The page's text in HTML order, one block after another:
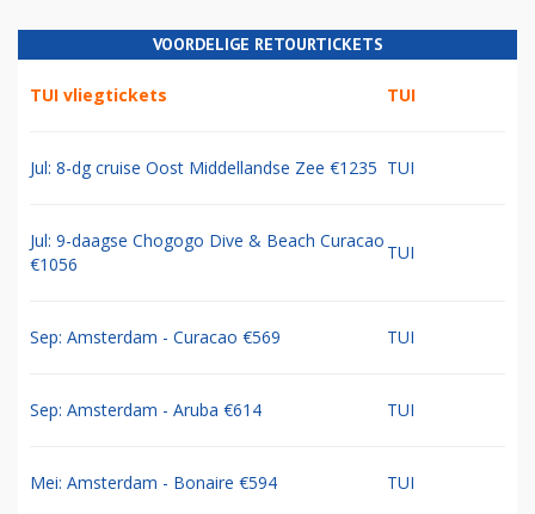
VOORDELIGE RETOURTICKETS
TUI vliegtickets TUI
Jul: 8-dg cruise Oost Middellandse Zee €1235 TUI
Jul: 9-daagse Chogogo Dive & Beach Curacao
€1056
TUI
Sep: Amsterdam - Curacao €569 TUI
Sep: Amsterdam - Aruba €614 TUI
Mei: Amsterdam - Bonaire €594 TUI